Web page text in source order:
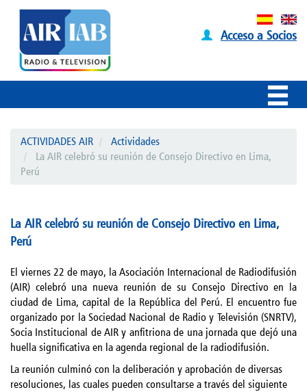
Acceso a Socios
ACTIVIDADES AIR
Actividades
La AIR celebró su reunión de Consejo Directivo en Lima,
Perú
La AIR celebró su reunión de Consejo Directivo en Lima,
Perú
El viernes 22 de mayo, la Asociación Internacional de Radiodifusión
(AIR) celebró una nueva reunión de su Consejo Directivo en la
ciudad de Lima, capital de la República del Perú. El encuentro fue
organizado por la Sociedad Nacional de Radio y Televisión (SNRTV),
Socia Institucional de AIR y anfitriona de una jornada que dejó una
huella significativa en la agenda regional de la radiodifusión.
La reunión culminó con la deliberación y aprobación de diversas
resoluciones, las cuales pueden consultarse a través del siguiente